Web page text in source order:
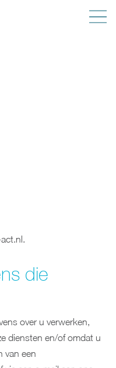
die
over u verwerken,
diensten en/of omdat u
van een